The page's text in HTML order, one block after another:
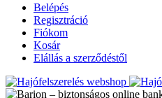
Belépés
Regisztráció
Fiókom
Kosár
Elállás a szerződéstől